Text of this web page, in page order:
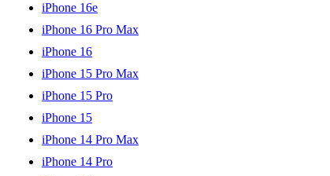
iPhone 16e
iPhone 16 Pro Max
iPhone 16
iPhone 15 Pro Max
iPhone 15 Pro
iPhone 15
iPhone 14 Pro Max
iPhone 14 Pro